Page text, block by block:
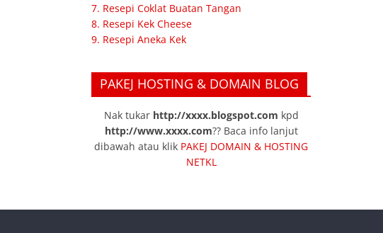
7. Resepi Coklat Buatan Tangan
8. Resepi Kek Cheese
9. Resepi Aneka Kek
PAKEJ HOSTING & DOMAIN BLOG
Nak tukar http://xxxx.blogspot.com kpd
http://www.xxxx.com?? Baca info lanjut
dibawah atau klik PAKEJ DOMAIN & HOSTING
NETKL